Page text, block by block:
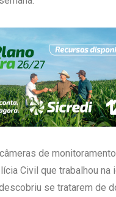
de
Civil que trabalhou na
se tratarem de